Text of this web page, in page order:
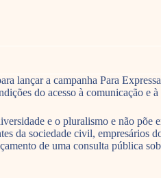
lançar a campanha Para
do acesso à comunicação e à
e o pluralismo e não põe
da sociedade civil, empresários
de uma consulta pública